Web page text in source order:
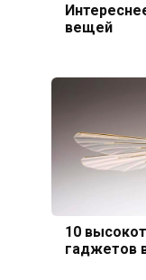
вещей
10
гаджетов